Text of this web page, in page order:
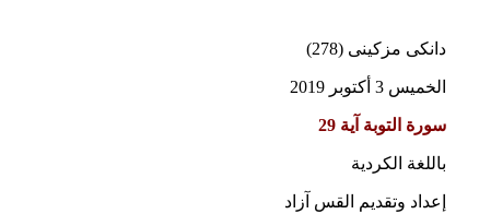
دانكى مزكينى (278)
الخميس 3 أكتوبر 2019
سورة التوبة آية 29
باللغة الكردية
إعداد وتقديم القس آزاد